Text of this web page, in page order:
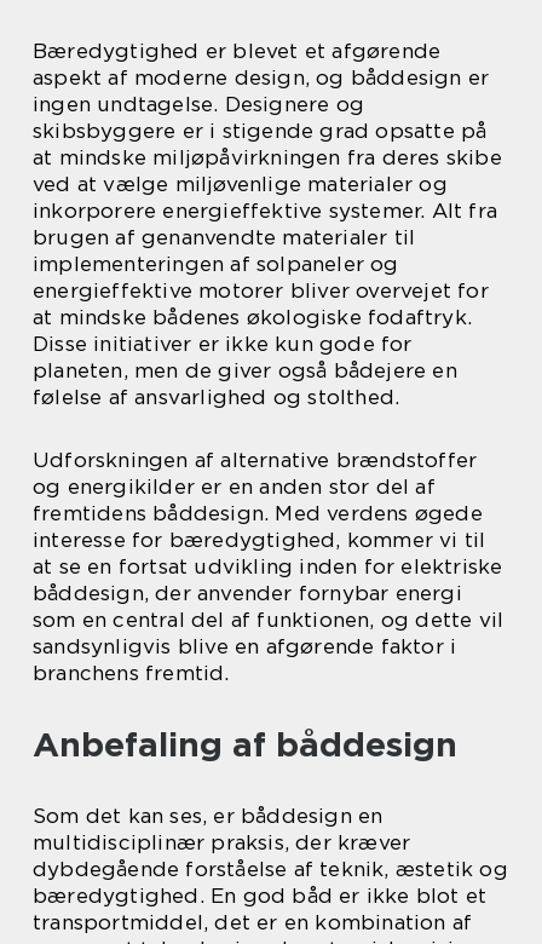
Bæredygtighed er blevet et afgørende
aspekt af moderne design, og båddesign er
ingen undtagelse. Designere og
skibsbyggere er i stigende grad opsatte på
at mindske miljøpåvirkningen fra deres skibe
ved at vælge miljøvenlige materialer og
inkorporere energieffektive systemer. Alt fra
brugen af genanvendte materialer til
implementeringen af solpaneler og
energieffektive motorer bliver overvejet for
at mindske bådenes økologiske fodaftryk.
Disse initiativer er ikke kun gode for
planeten, men de giver også bådejere en
følelse af ansvarlighed og stolthed.
Udforskningen af alternative brændstoffer
og energikilder er en anden stor del af
fremtidens båddesign. Med verdens øgede
interesse for bæredygtighed, kommer vi til
at se en fortsat udvikling inden for elektriske
båddesign, der anvender fornybar energi
som en central del af funktionen, og dette vil
sandsynligvis blive en afgørende faktor i
branchens fremtid.
Anbefaling af båddesign
Som det kan ses, er båddesign en
multidisciplinær praksis, der kræver
dybdegående forståelse af teknik, æstetik og
bæredygtighed. En god båd er ikke blot et
transportmiddel, det er en kombination af